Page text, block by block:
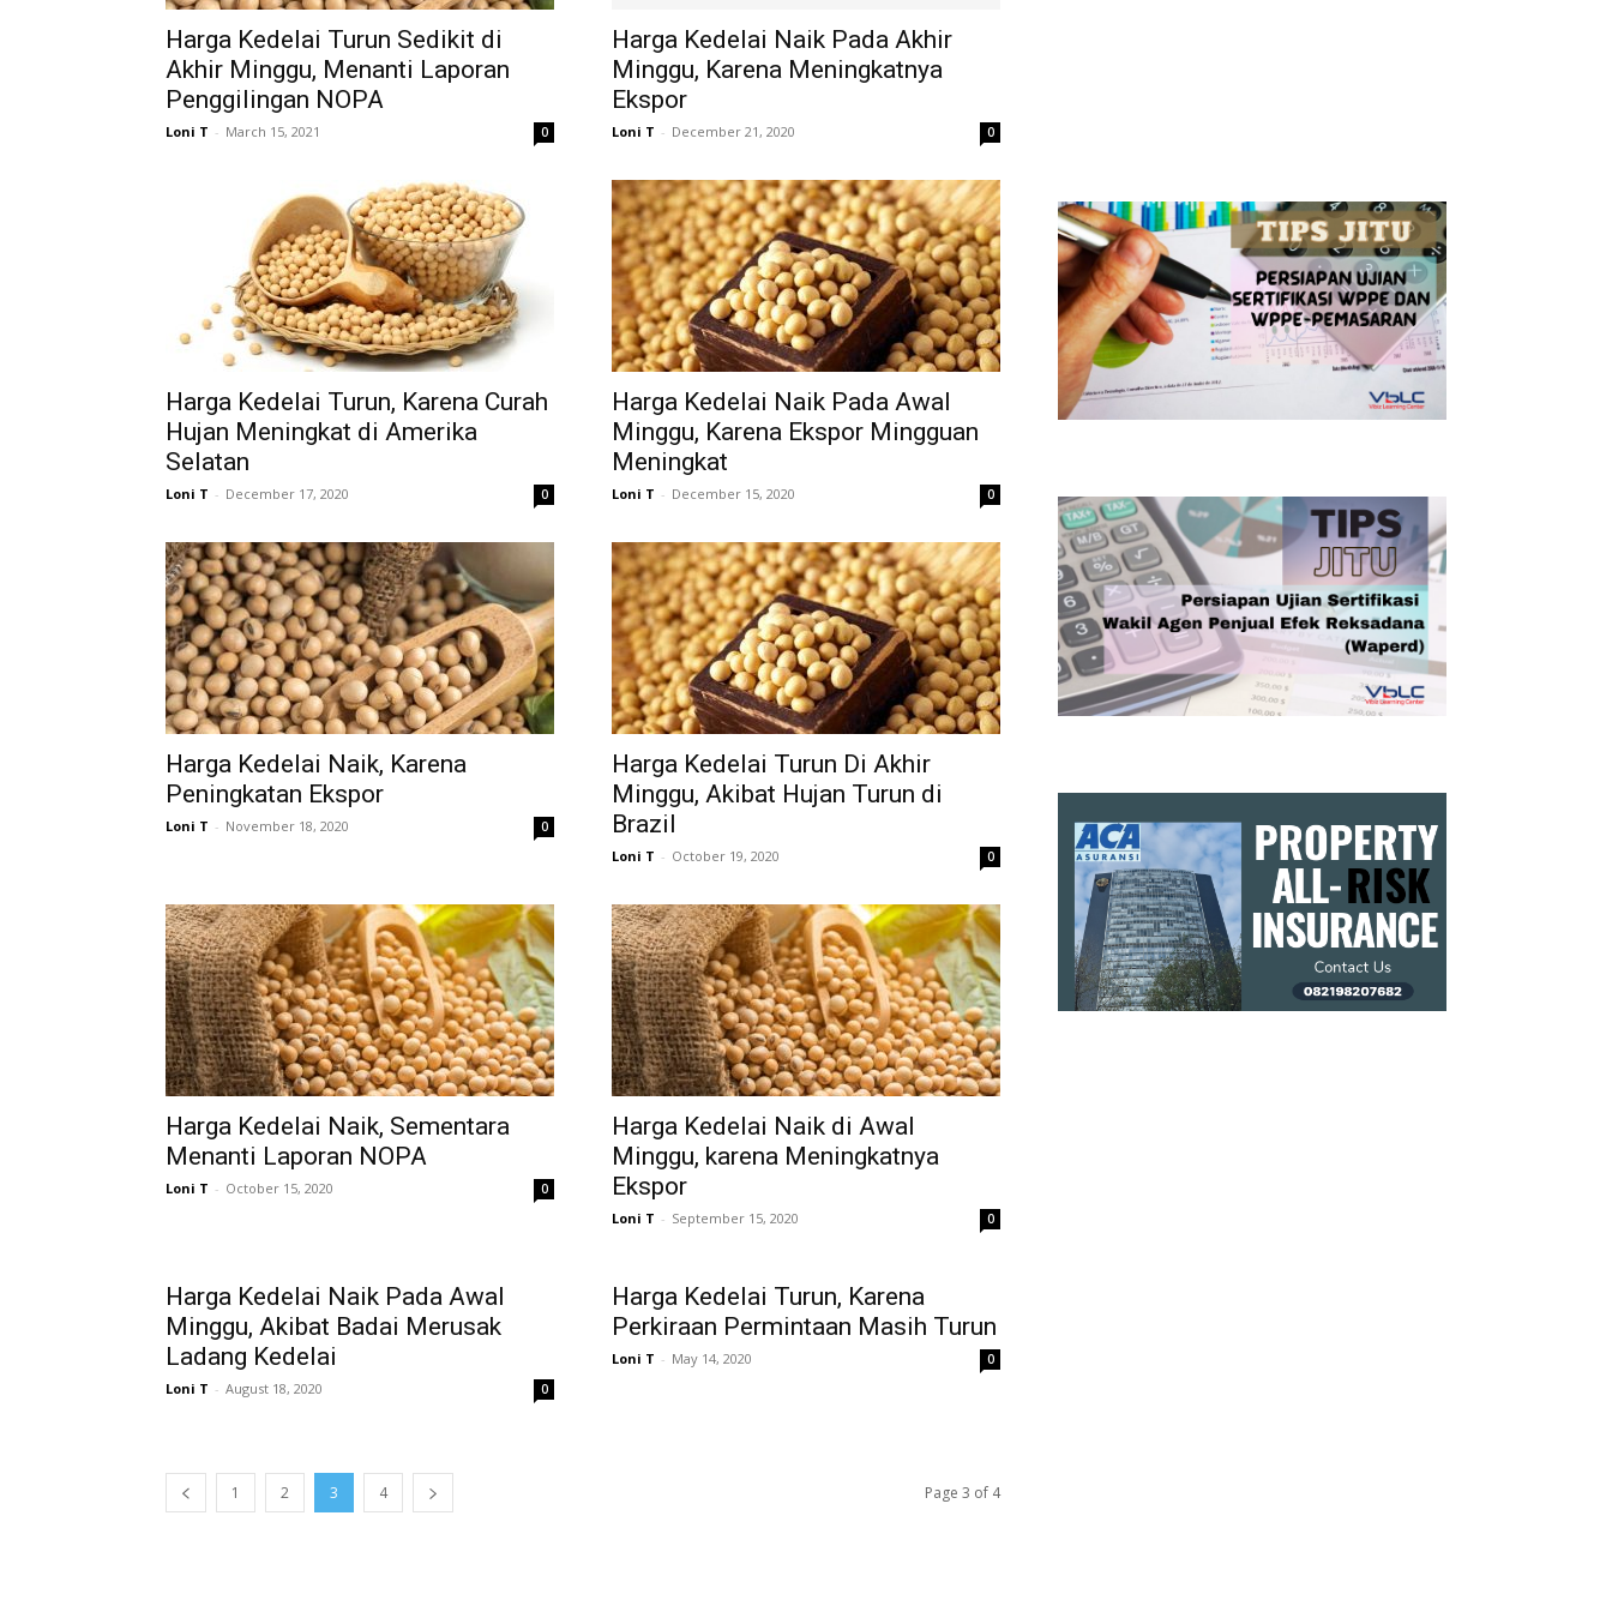
Harga Kedelai Turun Sedikit di
Akhir Minggu, Menanti Laporan
Penggilingan NOPA
Loni T - March 15, 2021 0
Harga Kedelai Naik Pada Akhir
Minggu, Karena Meningkatnya
Ekspor
Loni T - December 21, 2020 0
Harga Kedelai Turun, Karena Curah
Hujan Meningkat di Amerika
Selatan
Loni T - December 17, 2020 0
Harga Kedelai Naik Pada Awal
Minggu, Karena Ekspor Mingguan
Meningkat
Loni T - December 15, 2020 0
Harga Kedelai Naik, Karena
Peningkatan Ekspor
Loni T - November 18, 2020 0
Harga Kedelai Turun Di Akhir
Minggu, Akibat Hujan Turun di
Brazil
Loni T - October 19, 2020 0
Harga Kedelai Naik, Sementara
Menanti Laporan NOPA
Loni T - October 15, 2020 0
Harga Kedelai Naik di Awal
Minggu, karena Meningkatnya
Ekspor
Loni T - September 15, 2020 0
Harga Kedelai Naik Pada Awal
Minggu, Akibat Badai Merusak
Ladang Kedelai
Loni T - August 18, 2020 0
Harga Kedelai Turun, Karena
Perkiraan Permintaan Masih Turun
Loni T - May 14, 2020 0
1 2 3 4 Page 3 of 4